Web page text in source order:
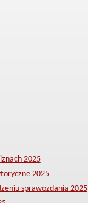
2025
2025
sprawozdania 2025